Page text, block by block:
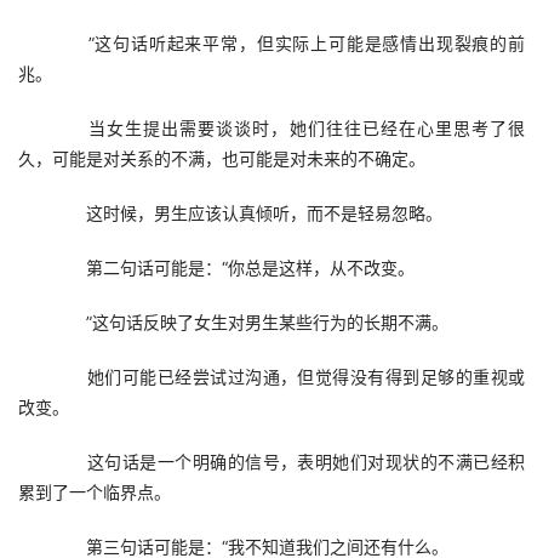
”这句话听起来平常，但实际上可能是感情出现裂痕的前
兆。
当女生提出需要谈谈时，她们往往已经在心里思考了很
久，可能是对关系的不满，也可能是对未来的不确定。
这时候，男生应该认真倾听，而不是轻易忽略。
第二句话可能是：“你总是这样，从不改变。
”这句话反映了女生对男生某些行为的长期不满。
她们可能已经尝试过沟通，但觉得没有得到足够的重视或
改变。
这句话是一个明确的信号，表明她们对现状的不满已经积
累到了一个临界点。
第三句话可能是：“我不知道我们之间还有什么。